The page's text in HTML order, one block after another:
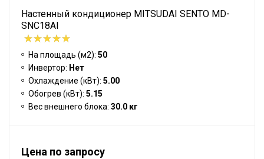
Настенный кондиционер MITSUDAI SENTO MD-
SNC18AI
На площадь (м2): 50
Инвертор: Нет
Охлаждение (кВт): 5.00
Обогрев (кВт): 5.15
Вес внешнего блока: 30.0 кг
Цена по запросу